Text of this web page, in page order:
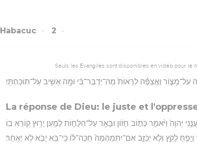
Habacuc 2
Seuls les Évangiles sont disponibles en vidéo pour le
וַאֲצַפֶּ֗ה לִרְאוֹת֙ מַה־יְדַבֶּר־בִּ֔י וּמָ֥ה אָשִׁ֖יב עַל־תּוֹכַחְתִּֽי׃
La réponse de Dieu: le juste et
יְהוָה֙ וַיֹּ֔אמֶר כְּת֣וֹב חָז֔וֹן וּבָאֵ֖ר עַל־הַלֻּח֑וֹת לְמַ֥עַן יָר֖וּץ ק֥וֹרֵא בֽוֹ׃
וְיָפֵ֥חַ לַקֵּ֖ץ וְלֹ֣א יְכַזֵּ֑ב אִם־יִתְמַהְמָהּ֙ חַכֵּה־ל֔וֹ כִּֽי־בֹ֥א יָבֹ֖א לֹ֥א יְאַחֵֽר׃